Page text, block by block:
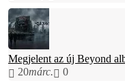
Megjelent az új Beyond
20márc. 0